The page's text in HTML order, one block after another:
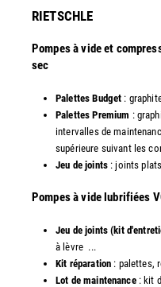
RIETSCHLE
Pompes à vide et
sec
Palettes Budget :
Palettes Premium :
intervalles de
supérieure suivant les
Jeu de joints: joints
​Pompes à vide lubrifiées
Jeu de joints (kit
à lèvre ...
Kit réparation : palettes,
Lot de maintenance: kit